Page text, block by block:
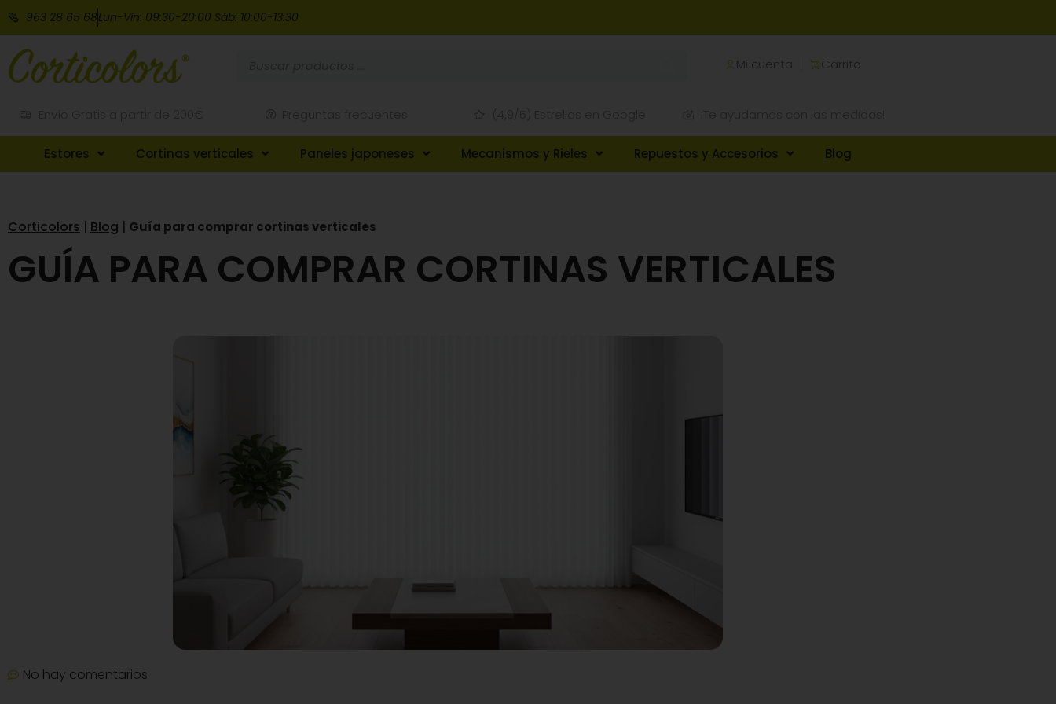
963 28 65 68Lun-Vin: 09:30-20:00 Sáb: 10:00-13:30
Mi cuenta Carrito
Estores Cortinas verticales Paneles japoneses Mecanismos y Rieles Repuestos y Accesorios Blog
Corticolors | Blog | Guía para comprar cortinas verticales
GUÍA PARA COMPRAR CORTINAS VERTICALES
No hay comentarios